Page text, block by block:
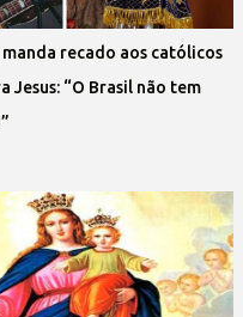
recado aos católicos
Jesus: “O Brasil não tem